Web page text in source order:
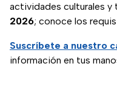
actividades culturales y
2026; conoce los
Suscríbete a nuestro
información en tus